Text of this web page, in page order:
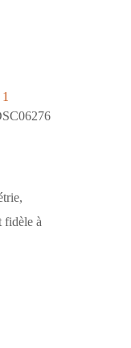
1
fidèle à